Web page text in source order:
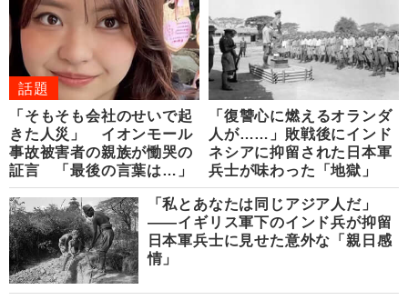
話題
「そもそも会社のせいで起
きた人災」 イオンモール
事故被害者の親族が慟哭の
証言 「最後の言葉は…」
「復讐心に燃えるオランダ
人が……」敗戦後にインド
ネシアに抑留された日本軍
兵士が味わった「地獄」
「私とあなたは同じアジア人だ」
――イギリス軍下のインド兵が抑留
日本軍兵士に見せた意外な「親日感
情」